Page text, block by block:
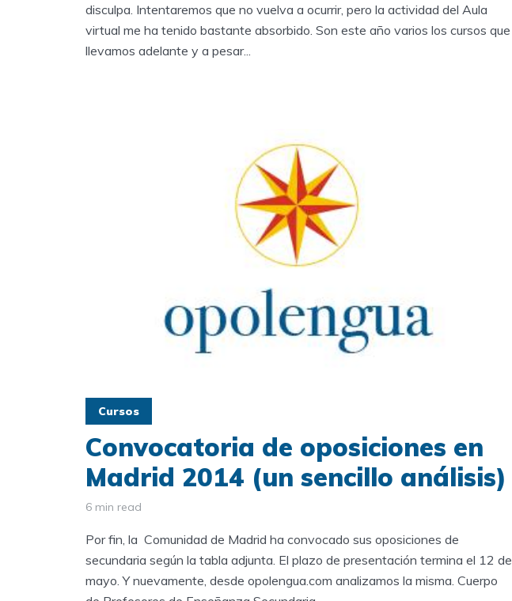
disculpa. Intentaremos que no vuelva a ocurrir, pero la actividad del Aula
virtual me ha tenido bastante absorbido. Son este año varios los cursos que
llevamos adelante y a pesar...
Cursos
Convocatoria de oposiciones en
Madrid 2014 (un sencillo análisis)
6 min read
Por fin, la Comunidad de Madrid ha convocado sus oposiciones de
secundaria según la tabla adjunta. El plazo de presentación termina el 12 de
mayo. Y nuevamente, desde opolengua.com analizamos la misma. Cuerpo